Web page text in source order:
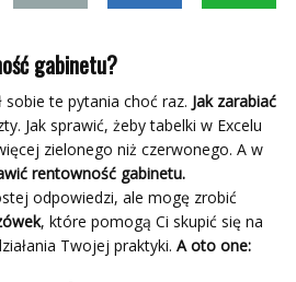
gabinetu?
sobie te pytania choć raz. Jak zarabiać
Jak sprawić, żeby tabelki w Excelu
zielonego niż czerwonego. A w
rentowność gabinetu.
odpowiedzi, ale mogę zrobić
, które pomogą Ci skupić się na
Twojej praktyki. A oto one: